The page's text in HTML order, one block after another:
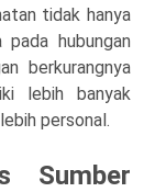
tidak hanya
hubungan
berkurangnya
lebih banyak
personal.
Sumber